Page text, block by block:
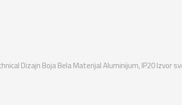
Dizajn Boja Bela Materijal Aluminijum, IP20 Izvor